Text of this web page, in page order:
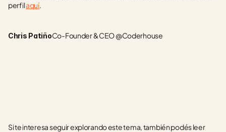
perfil aquí.
Chris PatiñoCo-Founder & CEO @Coderhouse
Si te interesa seguir explorando este tema, también podés leer